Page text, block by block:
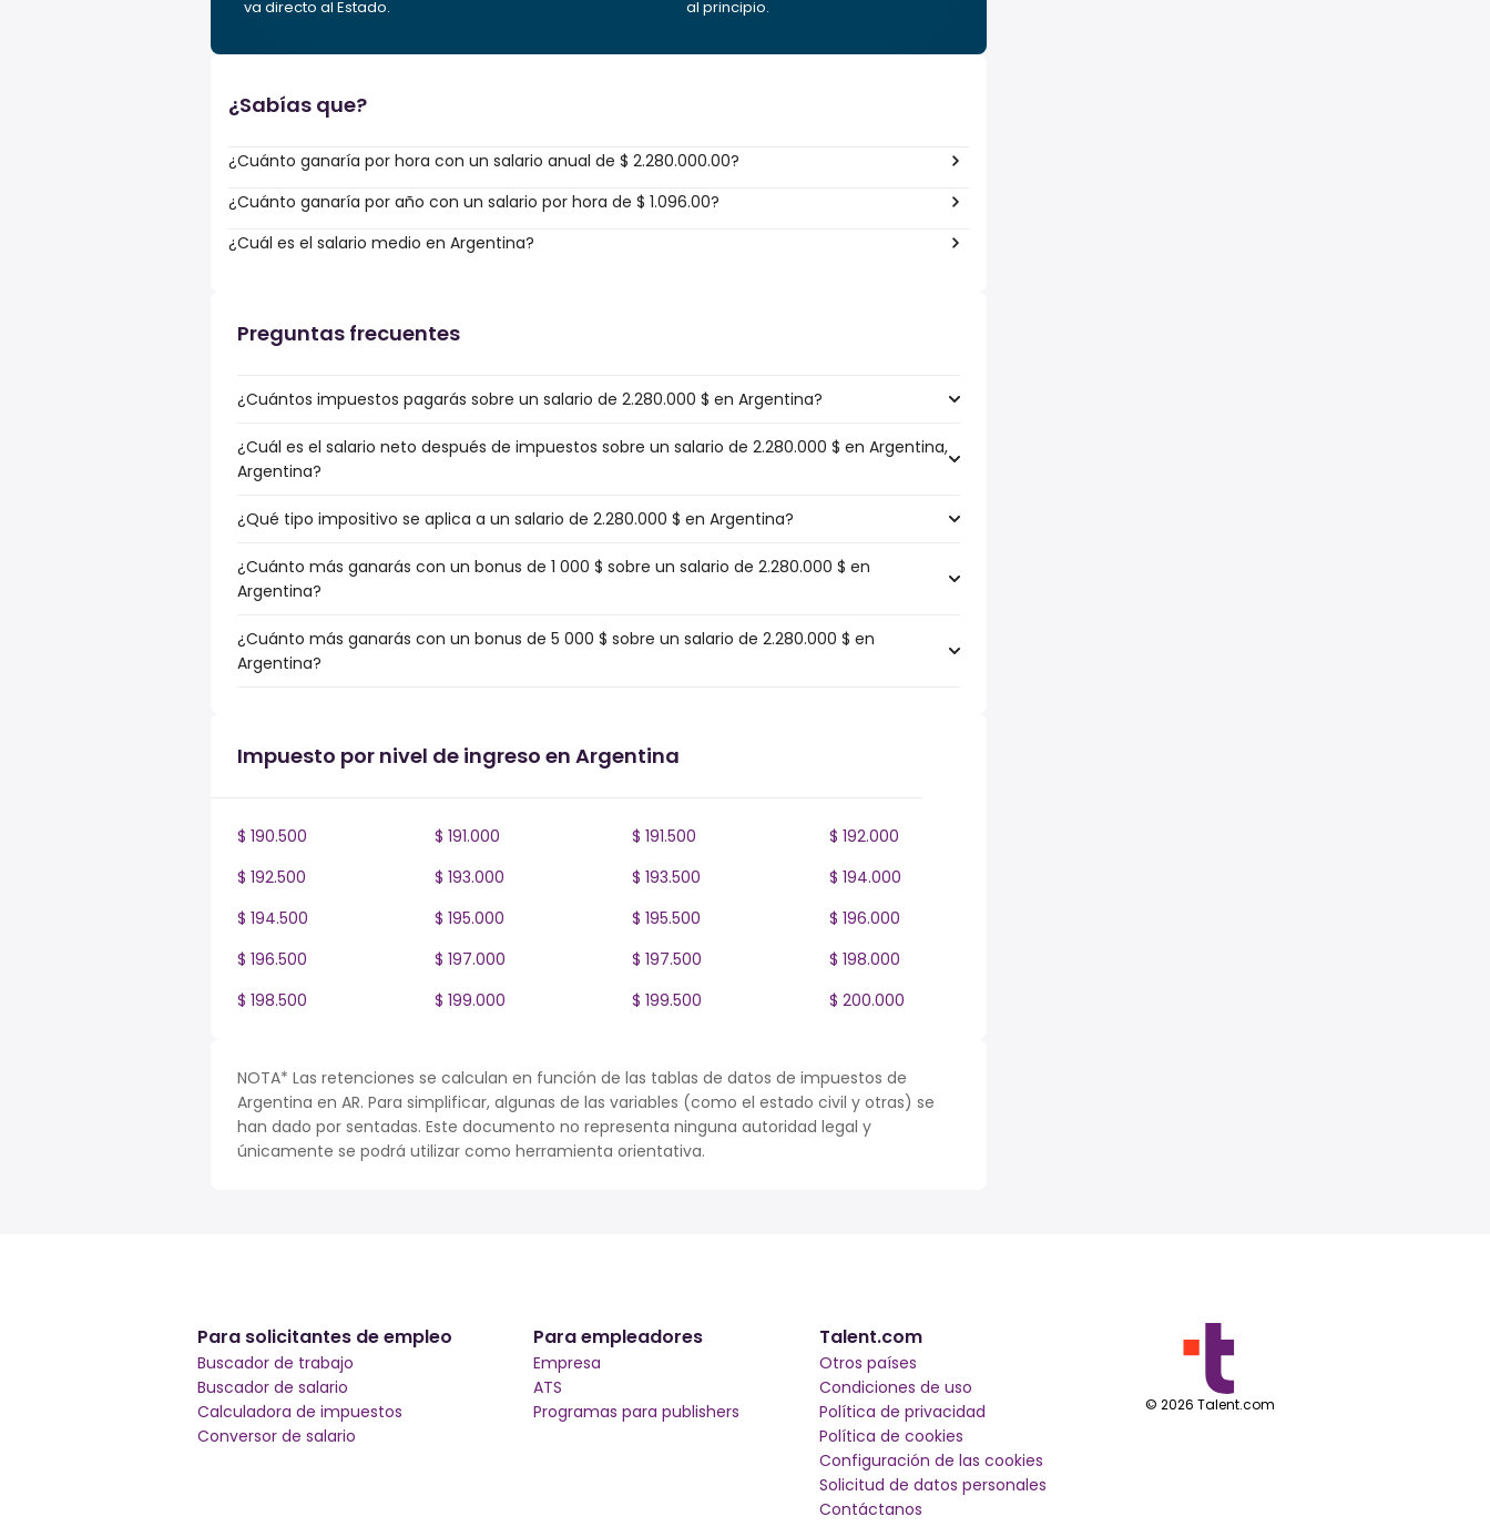
va directo al Estado.
al principio.
¿Sabías que?
¿Cuánto ganaría por hora con un salario anual de $ 2.280.000.00?
¿Cuánto ganaría por año con un salario por hora de $ 1.096.00?
¿Cuál es el salario medio en Argentina?
Preguntas frecuentes
¿Cuántos impuestos pagarás sobre un salario de 2.280.000 $ en Argentina?
¿Cuál es el salario neto después de impuestos sobre un salario de 2.280.000 $ en Argentina,
Argentina?
¿Qué tipo impositivo se aplica a un salario de 2.280.000 $ en Argentina?
¿Cuánto más ganarás con un bonus de 1 000 $ sobre un salario de 2.280.000 $ en
Argentina?
¿Cuánto más ganarás con un bonus de 5 000 $ sobre un salario de 2.280.000 $ en
Argentina?
Impuesto por nivel de ingreso en Argentina
$ 190.500 $ 191.000 $ 191.500
$ 192.000
$ 192.500
$ 193.000 $ 193.500
$ 194.000
$ 194.500
$ 195.000 $ 195.500
$ 196.000
$ 196.500
$ 197.000 $ 197.500
$ 198.000
$ 198.500
$ 199.000 $ 199.500 $ 200.000
NOTA* Las retenciones se calculan en función de las tablas de datos de impuestos de
Argentina en AR. Para simplificar, algunas de las variables (como el estado civil y otras) se
han dado por sentadas. Este documento no representa ninguna autoridad legal y
únicamente se podrá utilizar como herramienta orientativa.
Para solicitantes de empleo
Buscador de trabajo
Buscador de salario
Calculadora de impuestos
Conversor de salario
Para empleadores
Empresa
ATS
Programas para publishers
Talent.com
Otros países
Condiciones de uso
Política de privacidad
Política de cookies
Configuración de las cookies
Solicitud de datos personales
Contáctanos
© 2026 Talent.com